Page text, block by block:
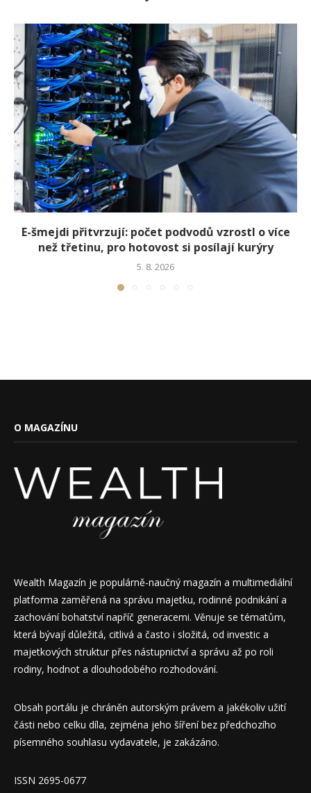
E-šmejdi přitvrzují: počet podvodů vzrostl o více
než třetinu, pro hotovost si posílají kurýry
5. 8. 2026
O MAGAZÍNU
Wealth Magazín je populárně-naučný magazín a multimediální
platforma zaměřená na správu majetku, rodinné podnikání a
zachování bohatství napříč generacemi. Věnuje se tématům,
která bývají důležitá, citlivá a často i složitá, od investic a
majetkových struktur přes nástupnictví a správu až po roli
rodiny, hodnot a dlouhodobého rozhodování.
Obsah portálu je chráněn autorským právem a jakékoliv užití
části nebo celku díla, zejména jeho šíření bez předchozího
písemného souhlasu vydavatele, je zakázáno.
ISSN 2695-0677